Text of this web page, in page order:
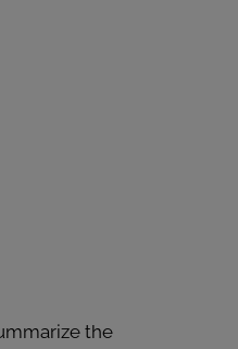
the